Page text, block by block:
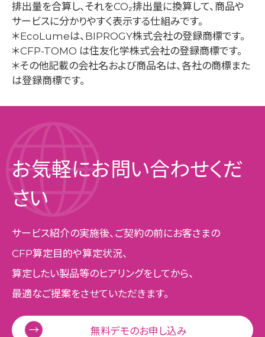
BIPROGYのGX
会社概要
プライバシーポリシー
Copyright © 2025 BIPROGY Inc. All rights reserved.
排出量を合算し、それをCO₂排出量に換算して、商品や
サービスに分かりやすく表示する仕組みです。
＊EcoLumeは、BIPROGY株式会社の登録商標です。
＊CFP-TOMO は住友化学株式会社の登録商標です。
＊その他記載の会社名および商品名は、各社の商標また
は登録商標です。
お気軽にお問い合わせくだ
さい
サービス紹介の実施後、 ご契約の前にお客さまの
CFP算定目的や算定状況、
算定したい製品等のヒアリングをしてから、
最適なご提案をさせていただきます。
無料デモのお申し込み